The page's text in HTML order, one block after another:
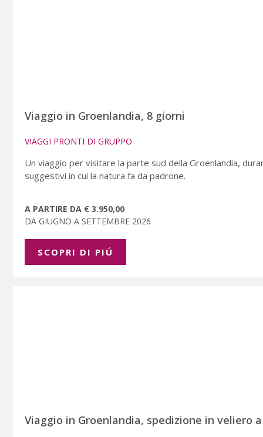
Viaggio in Groenlandia, 8 giorni
VIAGGI PRONTI DI GRUPPO
Un viaggio per visitare la parte sud della Groenlandia,
suggestivi in cui la natura fa da padrone.
A PARTIRE DA € 3.950,00
DA GIUGNO A SETTEMBRE 2026
SCOPRI DI PIÚ
Viaggio in Groenlandia, spedizione in veliero